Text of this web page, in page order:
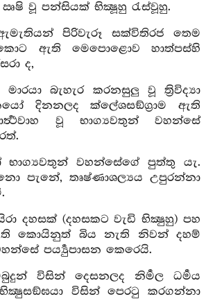
වූ පන්සියක් භික්‍ෂූහු රැස්වූහු.
ඇමැතියන් පිරිවැරූ සක්විතිරජ තෙම
ඇති මෙපොළොව හාත්පස්හි
ද,
මාරයා බැහැර කරනසුලු වූ ත්‍රිවිද්‍යා
දිනනලද ක්ලේශසඞ්ග්‍රාම ඇති
වූ භාග්‍යවතුන් වහන්සේ
භාග්‍යවතුන් වහන්සේගේ පුත්තු යැ.
පැනේ, තෘෂ්ණාශල්‍යය උපුරන්නා
දහසක් (දහසකට වැඩි භික්‍ෂුහු) පහ
කොයිනුත් බිය නැති නිවන් දහම්
පර්‍ය්‍යුපාසන කෙරෙයි.
විසින් දෙසනලද නිර්‍මල ධර්‍මය
විසින් පෙරටු කරගන්නා